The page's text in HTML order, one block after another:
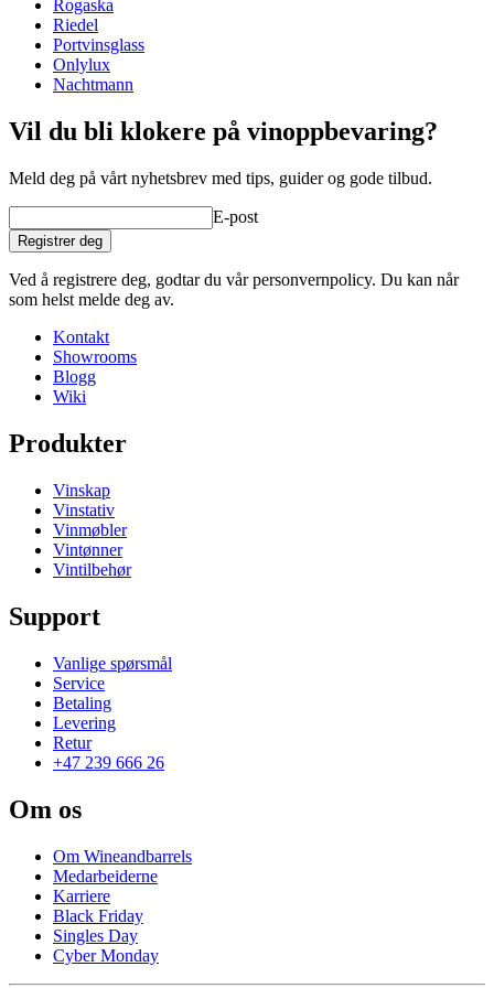
Kapasitet (cl)
wine glasses
Status When Soldout
Rogaska
Riedel
Portvinsglass
Onlylux
Nachtmann
Vil du bli klokere på vinoppbevaring?
Meld deg på vårt nyhetsbrev med tips, guider og gode tilbud.
E-post
Registrer deg
Ved å registrere deg, godtar du vår personvernpolicy. Du kan når
som helst melde deg av.
Kontakt
Showrooms
Blogg
Wiki
Produkter
Vinskap
Vinstativ
Vinmøbler
Vintønner
Vintilbehør
Support
Vanlige spørsmål
Service
Betaling
Levering
Retur
+47 239 666 26
Om os
Om Wineandbarrels
Medarbeiderne
Karriere
Black Friday
Singles Day
Cyber Monday